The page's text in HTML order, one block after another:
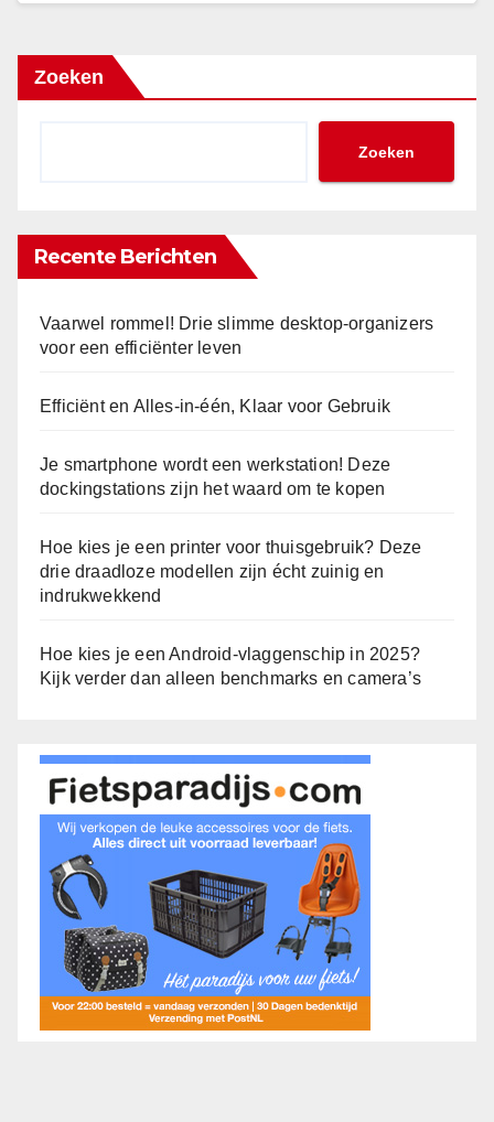
Zoeken
Zoeken
Recente Berichten
Vaarwel rommel! Drie slimme desktop-organizers
voor een efficiënter leven
Efficiënt en Alles-in-één, Klaar voor Gebruik
Je smartphone wordt een werkstation! Deze
dockingstations zijn het waard om te kopen
Hoe kies je een printer voor thuisgebruik? Deze
drie draadloze modellen zijn écht zuinig en
indrukwekkend
Hoe kies je een Android-vlaggenschip in 2025?
Kijk verder dan alleen benchmarks en camera’s